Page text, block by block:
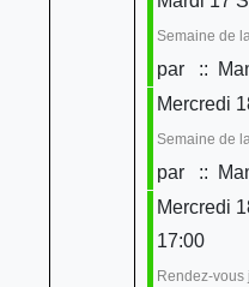
Semaine de
par
::
Mercredi
Semaine de
par
::
Mercredi
17:00
Rendez-vous